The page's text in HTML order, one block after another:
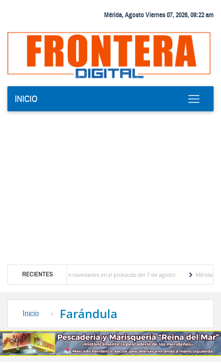
Mérida, Agosto Viernes 07, 2026, 09:22 am
INICIO
RECIENTES
y se conocieron novedades en el protocolo del 7 de agosto
Mérida territorio
Inicio Farándula